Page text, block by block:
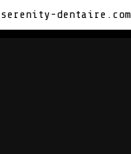
dentaire.com
NOUS